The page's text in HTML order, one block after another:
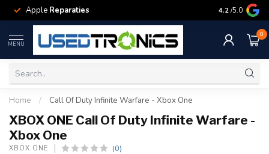
Apple Reparaties Samsung
4.2 /5.0
MENU
0
Home / Call Of Duty Infinite Warfare - Xbox One
XBOX ONE Call Of Duty Infinite Warfare -
Xbox One
XBOX ONE (0)